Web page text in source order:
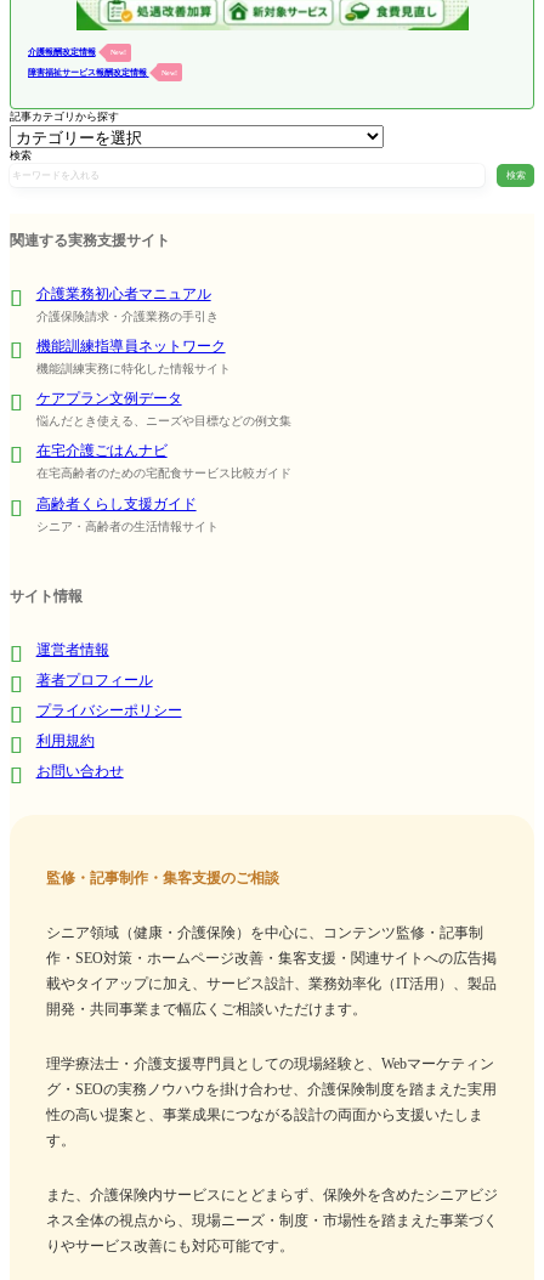
介護報酬改定情報 New!
障害福祉サービス報酬改定情報 New!
記事カテゴリから探す
検索
検索
関連する実務支援サイト
介護業務初心者マニュアル
介護保険請求・介護業務の手引き
機能訓練指導員ネットワーク
機能訓練実務に特化した情報サイト
ケアプラン文例データ
悩んだとき使える、ニーズや目標などの例文集
在宅介護ごはんナビ
在宅高齢者のための宅配食サービス比較ガイド
高齢者くらし支援ガイド
シニア・高齢者の生活情報サイト
サイト情報
運営者情報
著者プロフィール
プライバシーポリシー
利用規約
お問い合わせ
監修・記事制作・集客支援のご相談
シニア領域（健康・介護保険）を中心に、コンテンツ監修・記事制
作・SEO対策・ホームページ改善・集客支援・関連サイトへの広告掲
載やタイアップに加え、サービス設計、業務効率化（IT活用）、製品
開発・共同事業まで幅広くご相談いただけます。
理学療法士・介護支援専門員としての現場経験と、Webマーケティン
グ・SEOの実務ノウハウを掛け合わせ、介護保険制度を踏まえた実用
性の高い提案と、事業成果につながる設計の両面から支援いたしま
す。
また、介護保険内サービスにとどまらず、保険外を含めたシニアビジ
ネス全体の視点から、現場ニーズ・制度・市場性を踏まえた事業づく
りやサービス改善にも対応可能です。